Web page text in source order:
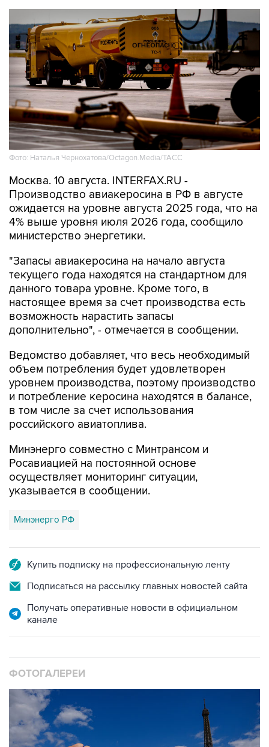
Фото: Наталья Чернохатова/Octagon.Media/ТАСС
Москва. 10 августа. INTERFAX.RU -
Производство авиакеросина в РФ в августе
ожидается на уровне августа 2025 года, что на
4% выше уровня июля 2026 года, сообщило
министерство энергетики.
"Запасы авиакеросина на начало августа
текущего года находятся на стандартном для
данного товара уровне. Кроме того, в
настоящее время за счет производства есть
возможность нарастить запасы
дополнительно", - отмечается в сообщении.
Ведомство добавляет, что весь необходимый
объем потребления будет удовлетворен
уровнем производства, поэтому производство
и потребление керосина находятся в балансе,
в том числе за счет использования
российского авиатоплива.
Минэнерго совместно с Минтрансом и
Росавиацией на постоянной основе
осуществляет мониторинг ситуации,
указывается в сообщении.
Минэнерго РФ
Купить подписку на профессиональную ленту
Подписаться на рассылку главных новостей сайта
Получать оперативные новости в официальном
канале
ФОТОГАЛЕРЕИ